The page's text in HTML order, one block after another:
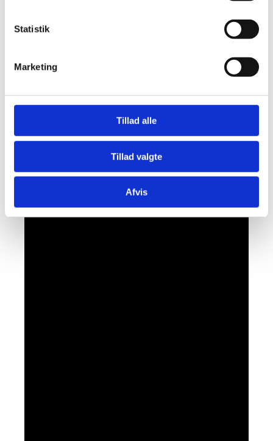
Statistik
Marketing
Tillad alle
Tillad valgte
Afvis
(dvs. opstart og kontrol af driftsparameter) af